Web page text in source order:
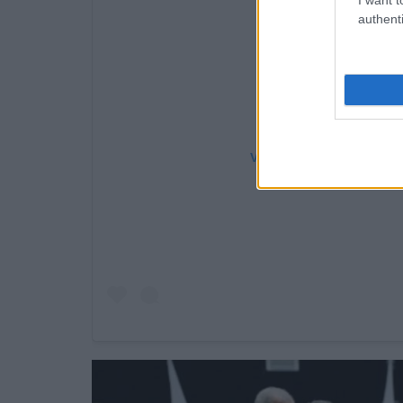
View this post on